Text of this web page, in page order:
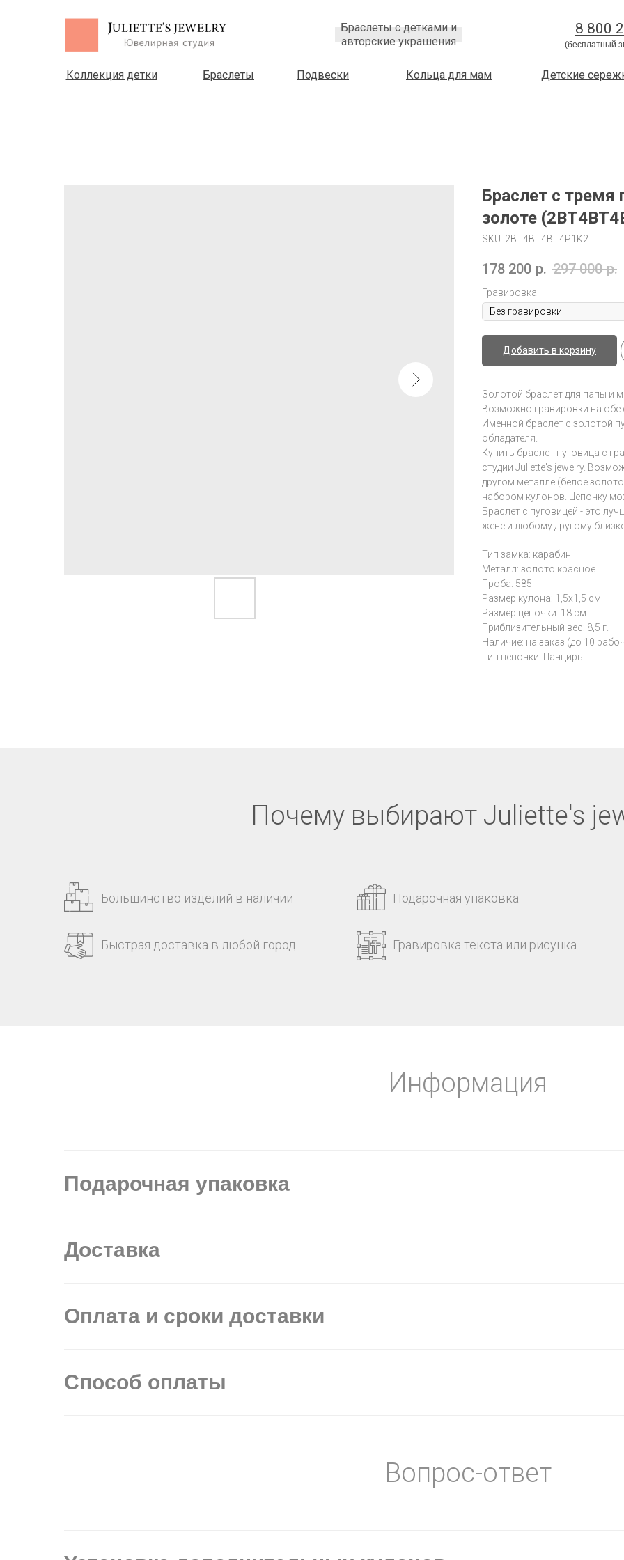
8 800
(бесплатный
Браслеты с детками и
авторские украшения
Детские
Коллекция детки Браслеты Кольца для мам
Подвески
Браслет с тремя
золоте
SKU: 2BT4BT4BT4P1K2
178 200 р. 297 000 р.
Гравировка
Добавить в корзину
Золотой браслет для папы и
Возможно гравировки на обе
Именной браслет с золотой
обладателя.
Купить браслет пуговица с
студии Juliette's jewelry.
другом металле (белое
набором кулонов. Цепочку
Браслет с пуговицей - это
жене и любому другому
Тип замка: карабин
Металл: золото красное
Проба: 585
Размер кулона: 1,5x1,5 см
Размер цепочки: 18 см
Приблизительный вес: 8,5 г.
Наличие: на заказ (до 10
Тип цепочки: Панцирь
Почему выбирают Juliette's
Большинство изделий в наличии
Быстрая доставка в любой город
Подарочная упаковка
Гравировка текста или рисунка
Информация
Подарочная упаковка
Доставка
Оплата и сроки доставки
Способ оплаты
Вопрос-ответ